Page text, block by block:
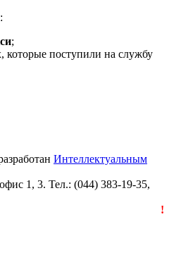
:
;
поступили на службу
Интеллектуальным
1, 3. Тел.: (044) 383-19-35,